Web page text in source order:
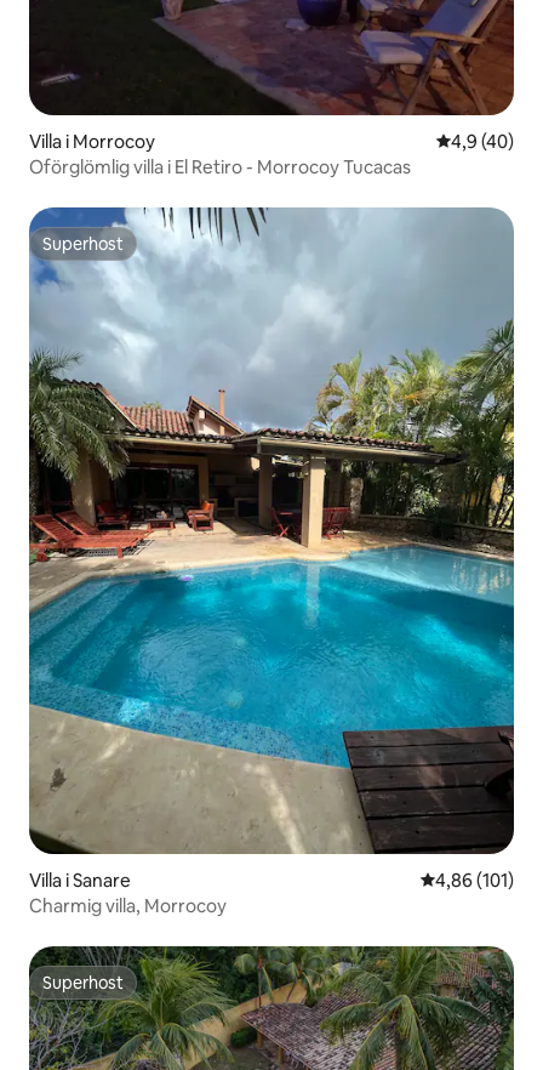
Villa i Morrocoy 4,9 av 5 i
4,9 (40)
Oförglömlig villa i El Retiro - Morrocoy Tucacas
Superhost
Superhost
Villa i Sanare 4,86 av 5 i
4,86 (101)
Charmig villa, Morrocoy
Superhost
Superhost